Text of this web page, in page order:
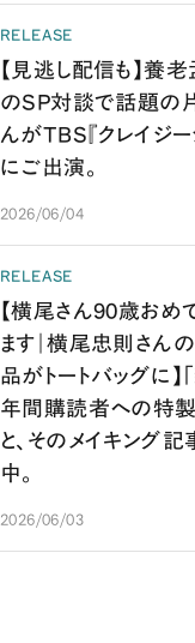
RELEASE
【見逃し配信も】養
のSP対談で話題の
んがTBS『クレイジー
にご出演。
2026/06/04
RELEASE
【横尾さん90歳おめ
ます｜横尾忠則さん
品がトートバッグに】
年間購読者への特製
と、そのメイキング記
中。
2026/06/03